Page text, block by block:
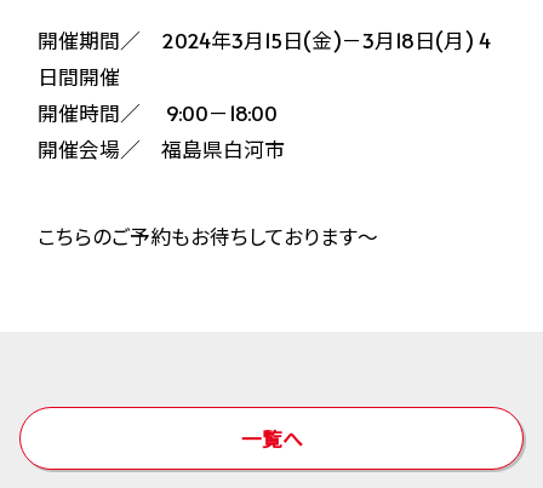
開催期間／ 2024年3月15日(金)－3月18日(月) 4
日間開催
開催時間／ 9:00－18:00
開催会場／ 福島県白河市
こちらのご予約もお待ちしております～
一覧へ